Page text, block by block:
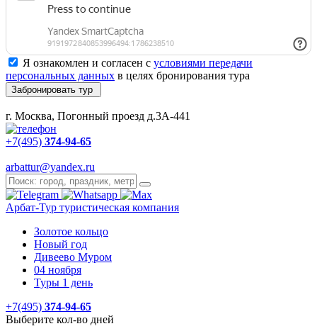
Я ознакомлен и согласен с условиями передачи
персональных данных в целях бронирования тура
Забронировать тур
г. Москва, Погонный проезд д.3А-441
+7(495) 374-94-65
arbattur@yandex.ru
Арбат-Тур туристическая компания
Золотое кольцо
Новый год
Дивеево Муром
04 ноября
Туры 1 день
+7(495) 374-94-65
Выберите кол-во дней